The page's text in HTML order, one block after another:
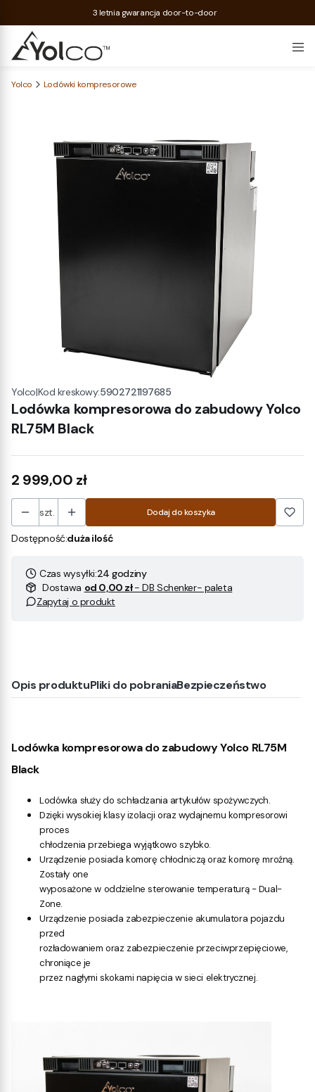
3 letnia gwarancja door-to-door
Yolco Lodówki kompresorowe
Yolco|Kod kreskowy:5902721197685
Lodówka kompresorowa do zabudowy Yolco
RL75M Black
Cena
2 999,00 zł
szt. Dodaj do koszyka
Dostępność:duża ilość
Czas wysyłki:24 godziny
Dostawa od 0,00 zł- DB Schenker- paleta
Zapytaj o produkt
Opis produktuPliki do pobraniaBezpieczeństwo
Lodówka kompresorowa do zabudowy Yolco RL75M
Black
Lodówka służy do schładzania artykułów spożywczych.
Dzięki wysokiej klasy izolacji oraz wydajnemu kompresorowi
proces
chłodzenia przebiega wyjątkowo szybko.
Urządzenie posiada komorę chłodniczą oraz komorę mroźną.
Zostały one
wyposażone w oddzielne sterowanie temperaturą - Dual-
Zone.
Urządzenie posiada zabezpieczenie akumulatora pojazdu
przed
rozładowaniem oraz zabezpieczenie przeciwprzepięciowe,
chroniące je
przez nagłymi skokami napięcia w sieci elektrycznej.